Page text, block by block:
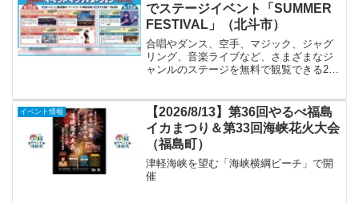
でステージイベント「SUMMER
FESTIVAL」（北斗市）
合唱やダンス、空手、マジック、ジャグ
リング、音楽ライブなど、さまざまなジ
ャンルのステージを無料で観覧できる2日
イベント情報
【2026/8/13】第36回やるべ福島
イカまつり＆第33回海峡花火大会
（福島町）
津軽海峡を望む「海峡横綱ビーチ」で開
催